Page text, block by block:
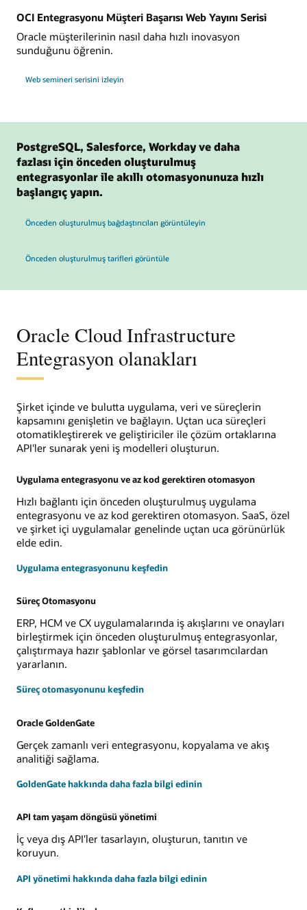
OCI Entegrasyonu Müşteri Başarısı Web Yayını Serisi
Oracle müşterilerinin nasıl daha hızlı inovasyon
sunduğunu öğrenin.
Web semineri serisini izleyin
PostgreSQL, Salesforce, Workday ve daha
fazlası için önceden oluşturulmuş
entegrasyonlar ile akıllı otomasyonunuza hızlı
başlangıç yapın.
Önceden oluşturulmuş bağdaştırıcıları görüntüleyin
Önceden oluşturulmuş tarifleri görüntüle
Oracle Cloud Infrastructure
Entegrasyon olanakları
Şirket içinde ve bulutta uygulama, veri ve süreçlerin
kapsamını genişletin ve bağlayın. Uçtan uca süreçleri
otomatikleştirerek ve geliştiriciler ile çözüm ortaklarına
API'ler sunarak yeni iş modelleri oluşturun.
Uygulama entegrasyonu ve az kod gerektiren otomasyon
Hızlı bağlantı için önceden oluşturulmuş uygulama
entegrasyonu ve az kod gerektiren otomasyon. SaaS, özel
ve şirket içi uygulamalar genelinde uçtan uca görünürlük
elde edin.
Uygulama entegrasyonunu keşfedin
Süreç Otomasyonu
ERP, HCM ve CX uygulamalarında iş akışlarını ve onayları
birleştirmek için önceden oluşturulmuş entegrasyonlar,
çalıştırmaya hazır şablonlar ve görsel tasarımcılardan
yararlanın.
Süreç otomasyonunu keşfedin
Oracle GoldenGate
Gerçek zamanlı veri entegrasyonu, kopyalama ve akış
analitiği sağlama.
GoldenGate hakkında daha fazla bilgi edinin
API tam yaşam döngüsü yönetimi
İç veya dış API'ler tasarlayın, oluşturun, tanıtın ve
koruyun.
API yönetimi hakkında daha fazla bilgi edinin